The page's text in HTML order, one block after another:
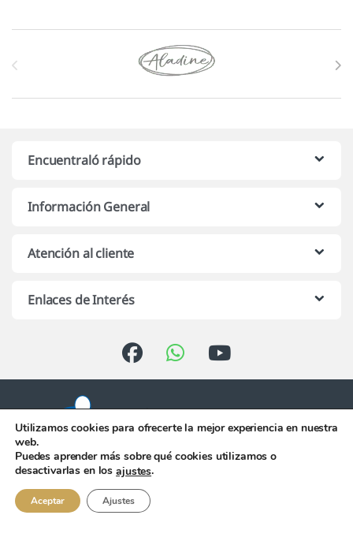
Marcas De Carrusel
Encuentraló rápido
Información General
Atención al cliente
Enlaces de Interés
Atención telefónica de 10:00 h.
956 344 058
Utilizamos cookies para ofrecerte la mejor experiencia en nuestra
web.
Puedes aprender más sobre qué cookies utilizamos o
desactivarlas en losajustes.
Aceptar Ajustes